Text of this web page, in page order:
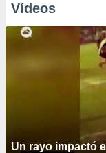
Vídeos
Un rayo impactó